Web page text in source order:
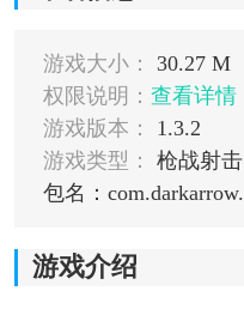
游戏大小： 30.27 M
权限说明： 查看详情
游戏版本：
1.3.2
游戏类型：
枪战射击
游戏介绍